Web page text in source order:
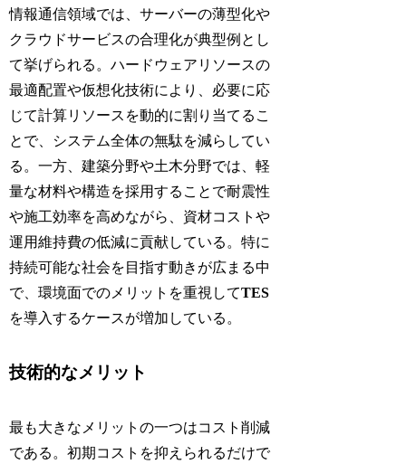
情報通信領域では、サーバーの薄型化や
クラウドサービスの合理化が典型例とし
て挙げられる。ハードウェアリソースの
最適配置や仮想化技術により、必要に応
じて計算リソースを動的に割り当てるこ
とで、システム全体の無駄を減らしてい
る。一方、建築分野や土木分野では、軽
量な材料や構造を採用することで耐震性
や施工効率を高めながら、資材コストや
運用維持費の低減に貢献している。特に
持続可能な社会を目指す動きが広まる中
で、環境面でのメリットを重視してTES
を導入するケースが増加している。
技術的なメリット
最も大きなメリットの一つはコスト削減
である。初期コストを抑えられるだけで